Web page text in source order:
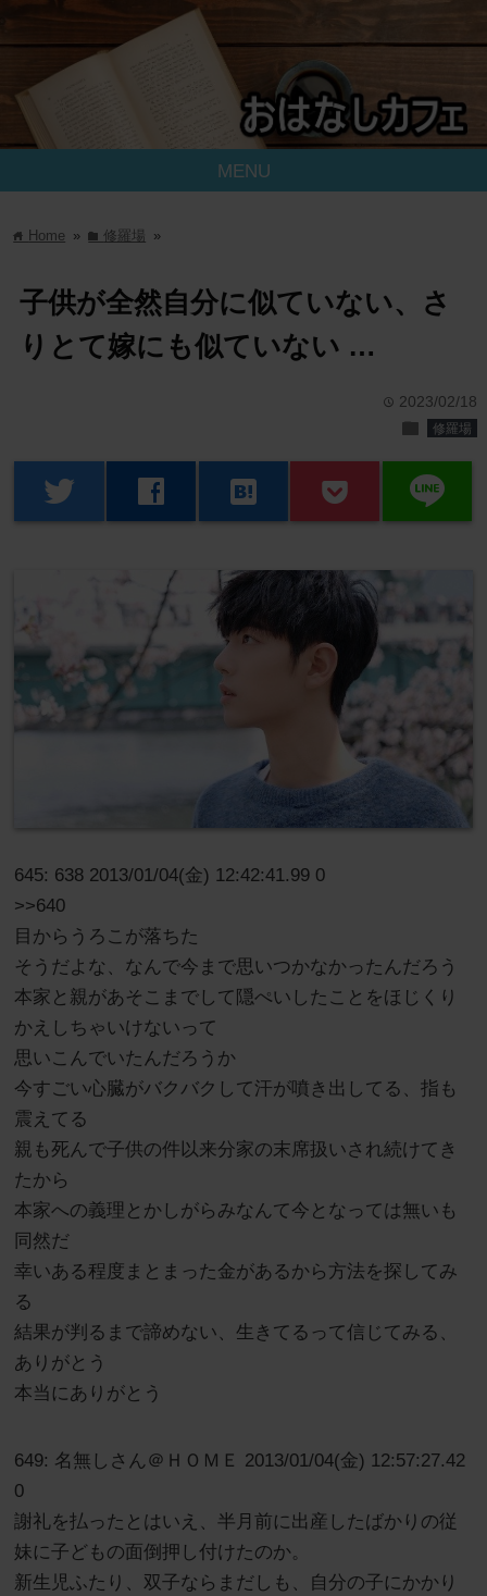
MENU
home Home » folder修羅場 »
子供が全然自分に似ていない、さ
りとて嫁にも似ていない …
time 2023/02/18
folder 修羅場
twitter facebook hatenabookmark line
645: 638 2013/01/04(金) 12:42:41.99 0
>>640
目からうろこが落ちた
そうだよな、なんで今まで思いつかなかったんだろう
本家と親があそこまでして隠ぺいしたことをほじくり
かえしちゃいけないって
思いこんでいたんだろうか
今すごい心臓がバクバクして汗が噴き出してる、指も
震えてる
親も死んで子供の件以来分家の末席扱いされ続けてき
たから
本家への義理とかしがらみなんて今となっては無いも
同然だ
幸いある程度まとまった金があるから方法を探してみ
る
結果が判るまで諦めない、生きてるって信じてみる、
ありがとう
本当にありがとう
649: 名無しさん＠ＨＯＭＥ 2013/01/04(金) 12:57:27.42
0
謝礼を払ったとはいえ、半月前に出産したばかりの従
妹に子どもの面倒押し付けたのか。
新生児ふたり、双子ならまだしも、自分の子にかかり